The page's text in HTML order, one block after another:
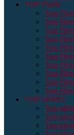
TOP FILMS
Top
Top
Top
Top
Top
Top
Top
Top
Top
Top
TOP SERIES
Top
Top
Top